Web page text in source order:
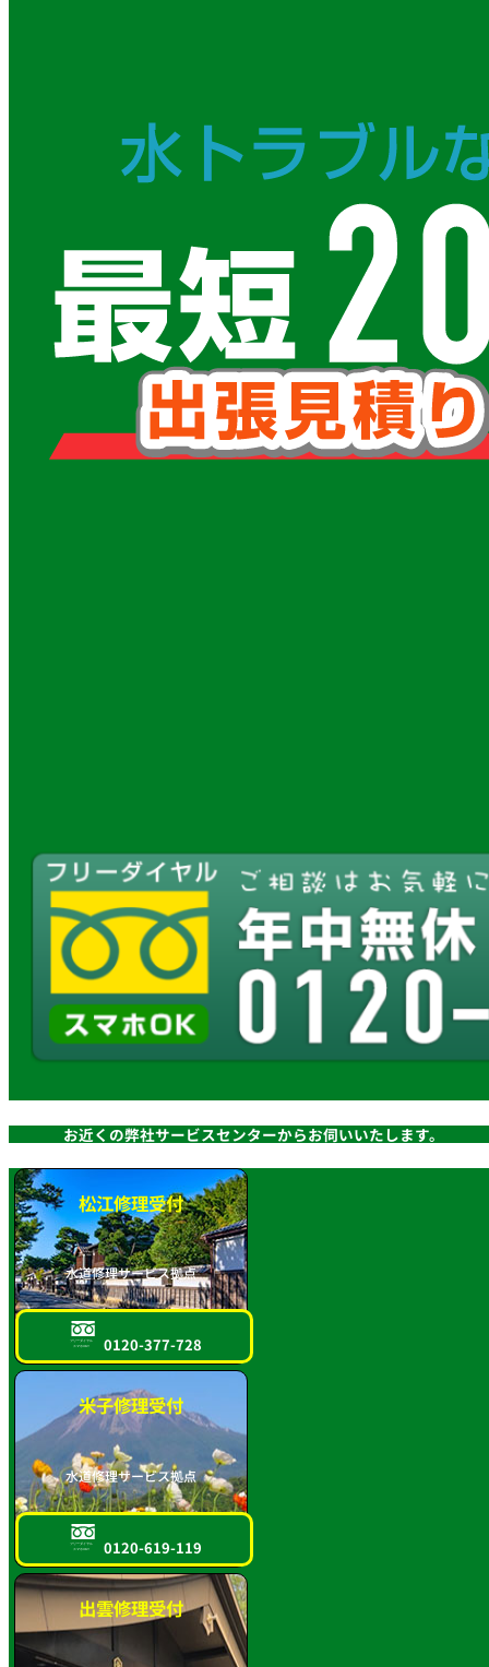
お近くの弊社サービスセンターからお伺いいたします。
松江修理受付
水道修理サービス拠点
フリーダイヤル
スマホOK!! 0120-377-728
米子修理受付
水道修理サービス拠点
フリーダイヤル
スマホOK!! 0120-619-119
出雲修理受付